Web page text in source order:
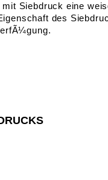
Siebdruck eine
des